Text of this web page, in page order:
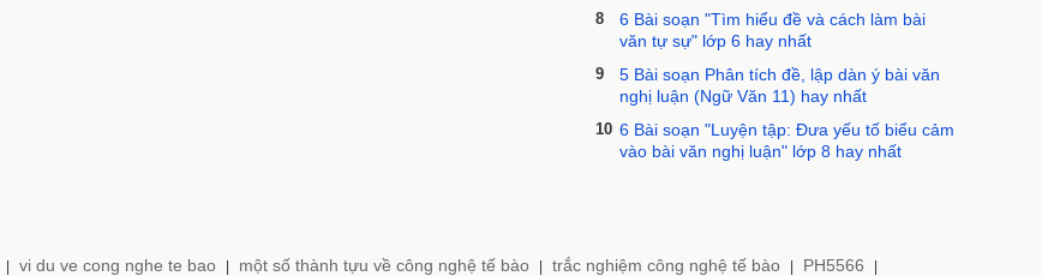
8
6 Bài soạn "Tìm hiểu đề và cách làm bài
văn tự sự" lớp 6 hay nhất
9
5 Bài soạn Phân tích đề, lập dàn ý bài văn
nghị luận (Ngữ Văn 11) hay nhất
10 6 Bài soạn "Luyện tập: Đưa yếu tố biểu cảm
vào bài văn nghị luận" lớp 8 hay nhất
vi du ve cong nghe te bao một số thành tựu về công nghệ tế bào trắc nghiệm công nghệ tế bào PH5566